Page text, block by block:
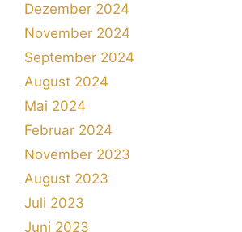
Dezember 2024
November 2024
September 2024
August 2024
Mai 2024
Februar 2024
November 2023
August 2023
Juli 2023
Juni 2023